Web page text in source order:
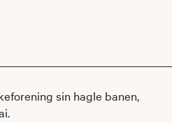
sin hagle banen,